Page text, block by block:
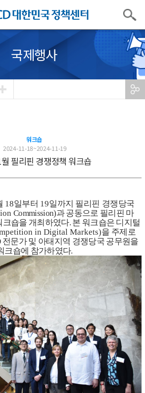
국제행사
워크숍
2024-11-18~2024-11-19
필리핀 경쟁정책 워크숍
18일부터 19일까지 필리핀 경쟁당국
Commission)과 공동으로 필리핀 마
크숍을 개최하였다. 본 워크숍은 디지털
in Digital Markets)을 주제로
전문가 및 아태지역 경쟁당국 공무원을
크숍에 참가하였다.